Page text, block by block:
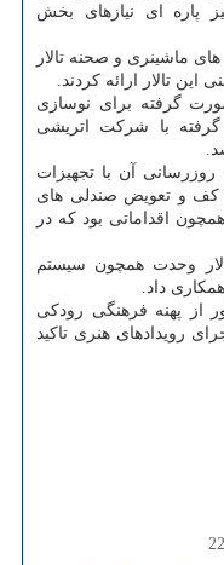
پاره ای نیازهای بخش
ماشینری و صحنه تالار
تالار ارائه کردند.
گرفته برای نوسازی
با شرکت اتریشی
آن با تجهیزات
کف و تعویض صندلی های
اقداماتی بود که در
وحدت همچون سیستم
داد.
از پهنه فرهنگی رودکی
رویدادهای هنری تاکید